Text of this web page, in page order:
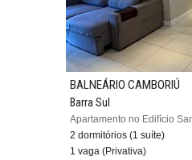
BALNEÁRIO CAMBORIÚ
Barra Sul
Apartamento no Edifício
2 dormitórios (1 suíte)
1 vaga (Privativa)